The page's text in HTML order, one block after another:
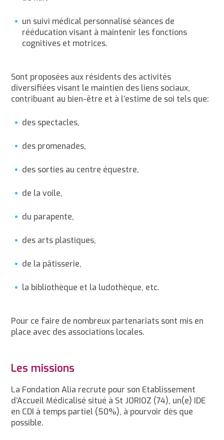
un suivi médical personnalisé séances de
rééducation visant à maintenir les fonctions
cognitives et motrices.
Sont proposées aux résidents des activités
diversifiées visant le maintien des liens sociaux,
contribuant au bien-être et à l’estime de soi tels que:
des spectacles,
des promenades,
des sorties au centre équestre,
de la voile,
du parapente,
des arts plastiques,
de la pâtisserie,
la bibliothèque et la ludothèque, etc.
Pour ce faire de nombreux partenariats sont mis en
place avec des associations locales.
Les missions
La Fondation Alia recrute pour son Etablissement
d’Accueil Médicalisé situé à St JORIOZ (74), un(e) IDE
en CDI à temps partiel (50%), à pourvoir dès que
possible.